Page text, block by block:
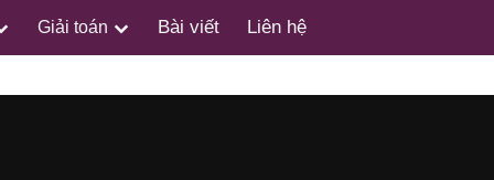
Giải toán Bài viết Liên hệ